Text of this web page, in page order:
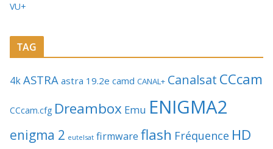
VU+
TAG
4kASTRA astra 19.2e camd CANAL+ Canalsat CCcam
CCcam.cfg Dreambox Emu ENIGMA2
enigma 2 eutelsat firmware flash Fréquence HD